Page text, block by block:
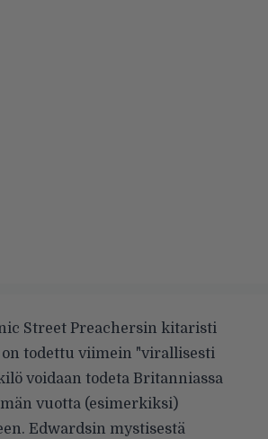
Street Preachersin kitaristi
on todettu viimein "virallisesti
voidaan todeta Britanniassa
vuotta (esimerkiksi)
Edwardsin mystisestä